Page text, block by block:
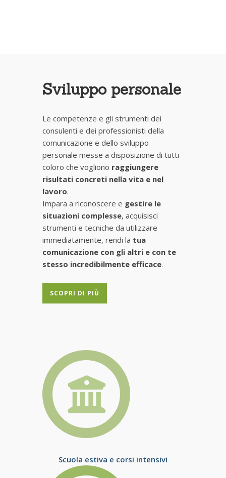
Sviluppo personale
Le competenze e gli strumenti dei
consulenti e dei professionisti della
comunicazione e dello sviluppo
personale messe a disposizione di tutti
coloro che vogliono raggiungere
risultati concreti nella vita e nel
lavoro.
Impara a riconoscere e gestire le
situazioni complesse, acquisisci
strumenti e tecniche da utilizzare
immediatamente, rendi la tua
comunicazione con gli altri e con te
stesso incredibilmente efficace.
SCOPRI DI PIÙ
Scuola estiva e corsi intensivi